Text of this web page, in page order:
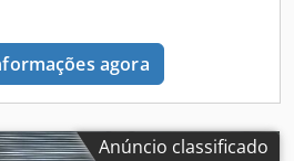
agora
Anúncio classificado